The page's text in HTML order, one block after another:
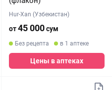
Hur-Xan (Узбекистан)
от45 000сум
Без рецепта в 1 аптеке
Цены в аптеках